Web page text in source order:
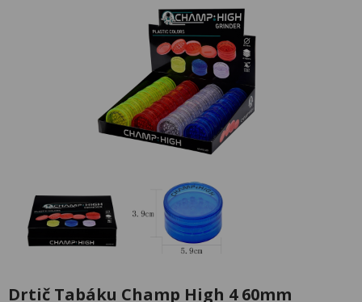
Drtič Tabáku Champ High 4 60mm